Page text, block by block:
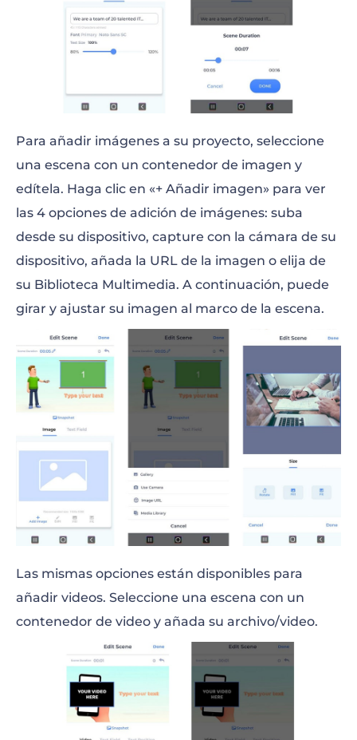
Para añadir imágenes a su proyecto, seleccione
una escena con un contenedor de imagen y
edítela. Haga clic en «+ Añadir imagen» para ver
las 4 opciones de adición de imágenes: suba
desde su dispositivo, capture con la cámara de su
dispositivo, añada la URL de la imagen o elija de
su Biblioteca Multimedia. A continuación, puede
girar y ajustar su imagen al marco de la escena.
Las mismas opciones están disponibles para
añadir videos. Seleccione una escena con un
contenedor de video y añada su archivo/video.